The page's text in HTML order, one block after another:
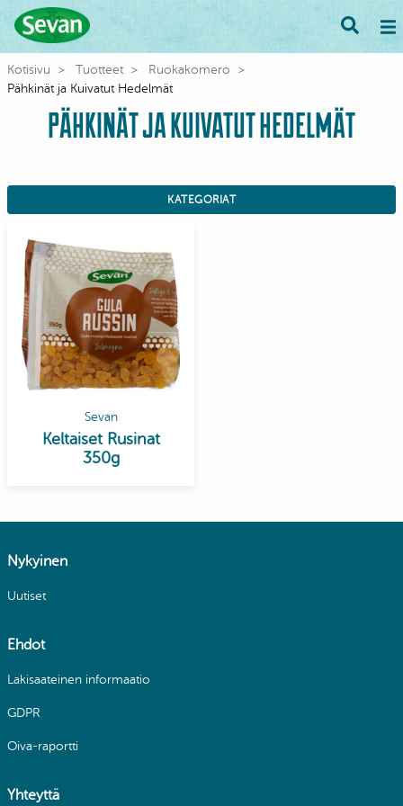
Kotisivu Tuotteet
Ruokakomero
Pähkinät ja Kuivatut Hedelmät
PÄHKINÄT JA KUIVATUT HEDELMÄT
KATEGORIAT
Sevan
Keltaiset Rusinat
350g
Nykyinen
Uutiset
Ehdot
Lakisaateinen informaatio
GDPR
Oiva-raportti
Yhteyttä